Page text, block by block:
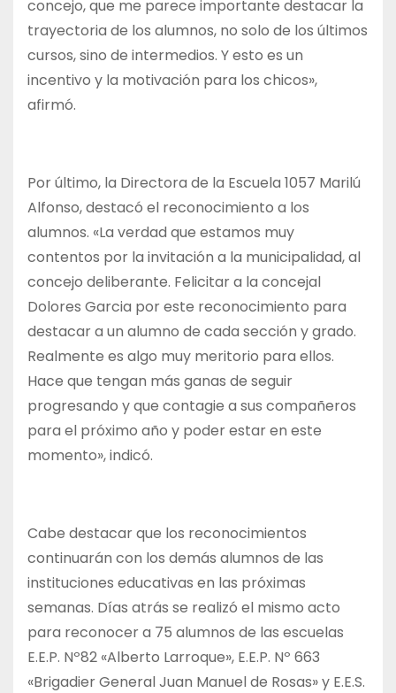
concejo, que me parece importante destacar la
trayectoria de los alumnos, no solo de los últimos
cursos, sino de intermedios. Y esto es un
incentivo y la motivación para los chicos»,
afirmó.
Por último, la Directora de la Escuela 1057 Marilú
Alfonso, destacó el reconocimiento a los
alumnos. «La verdad que estamos muy
contentos por la invitación a la municipalidad, al
concejo deliberante. Felicitar a la concejal
Dolores Garcia por este reconocimiento para
destacar a un alumno de cada sección y grado.
Realmente es algo muy meritorio para ellos.
Hace que tengan más ganas de seguir
progresando y que contagie a sus compañeros
para el próximo año y poder estar en este
momento», indicó.
Cabe destacar que los reconocimientos
continuarán con los demás alumnos de las
instituciones educativas en las próximas
semanas. Días atrás se realizó el mismo acto
para reconocer a 75 alumnos de las escuelas
E.E.P. Nº82 «Alberto Larroque», E.E.P. Nº 663
«Brigadier General Juan Manuel de Rosas» y E.E.S.